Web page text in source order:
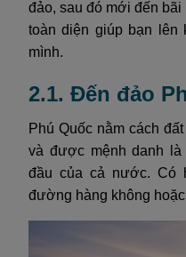
đảo, sau đó mới đến
toàn diện giúp bạn lên
mình.
2.1. Đến đảo
Phú Quốc nằm cách
và được mệnh danh
đầu của cả nước. Có
đường hàng không